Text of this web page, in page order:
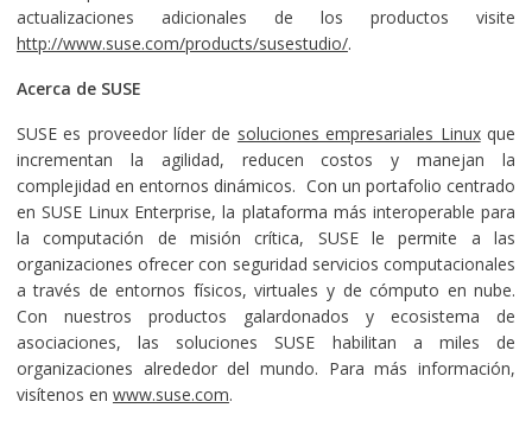
actualizaciones adicionales de los productos visite
http://www.suse.com/products/susestudio/.
Acerca de SUSE
SUSE es proveedor líder de soluciones empresariales Linuxque
incrementan la agilidad, reducen costos y manejan la
complejidad en entornos dinámicos. Con un portafolio centrado
en SUSE Linux Enterprise, la plataforma más interoperable para
la computación de misión crítica, SUSE le permite a las
organizaciones ofrecer con seguridad servicios computacionales
a través de entornos físicos, virtuales y de cómputo en nube.
Con nuestros productos galardonados y ecosistema de
asociaciones, las soluciones SUSE habilitan a miles de
organizaciones alrededor del mundo. Para más información,
visítenos en www.suse.com.